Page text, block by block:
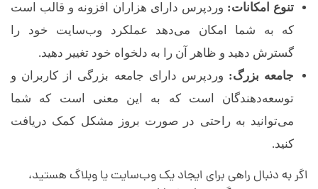
تنوع امکانات: وردپرس دارای هزاران افزونه و قالب است
که به شما امکان می‌دهد عملکرد وب‌سایت خود را
گسترش دهید و ظاهر آن را به دلخواه خود تغییر دهید.
جامعه بزرگ: وردپرس دارای جامعه بزرگی از کاربران و
توسعه‌دهندگان است که به این معنی است که شما
می‌توانید به راحتی در صورت بروز مشکل کمک دریافت
کنید.
اگر به دنبال راهی برای ایجاد یک وب‌سایت یا وبلاگ هستید،